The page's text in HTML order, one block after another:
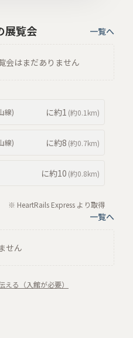
展覧会 一覧へ
会はまだありません
線) に約1 (約0.1km)
線) に約8 (約0.7km)
に約10 (約0.8km)
※ HeartRails Express より取得
一覧へ
せん
る（入館が必要）